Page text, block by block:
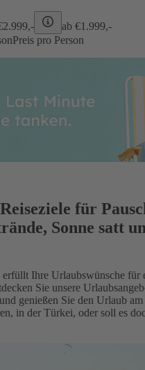
2.999,- ab €1.999,-
Preis pro Person
für
Sonne satt
Ihre Urlaubswünsche für
Sie unsere
genießen Sie den Urlaub
in der Türkei, oder soll es